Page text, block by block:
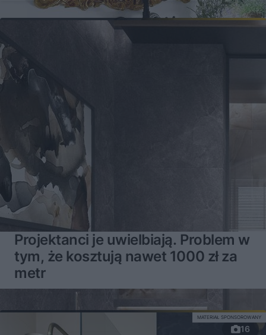
Projektanci je uwielbiają. Problem w
tym, że kosztują nawet 1000 zł za
metr
16
MATERIAŁ SPONSOROWANY